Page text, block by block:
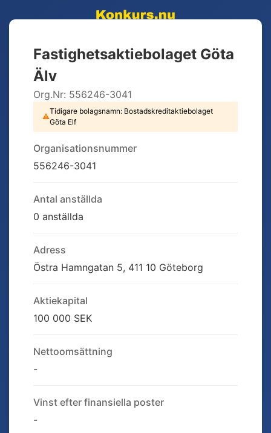
Fastighetsaktiebolaget Göta
Älv
Org.Nr: 556246-3041
⚠
Tidigare bolagsnamn: Bostadskreditaktiebolaget
Göta Elf
Organisationsnummer
556246-3041
Antal anställda
0 anställda
Adress
Östra Hamngatan 5, 411 10 Göteborg
Aktiekapital
100 000 SEK
Nettoomsättning
-
Vinst efter finansiella poster
-